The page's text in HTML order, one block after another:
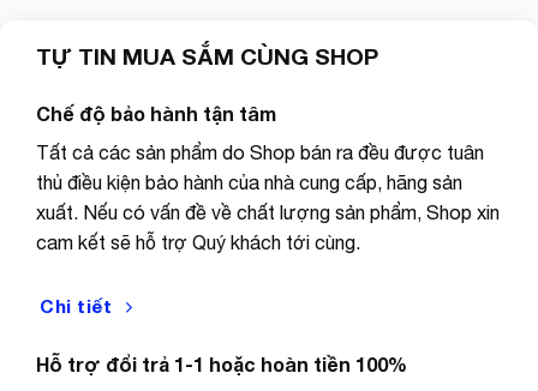
TỰ TIN MUA SẮM CÙNG SHOP
Chế độ bảo hành tận tâm
Tất cả các sản phẩm do Shop bán ra đều được tuân
thủ điều kiện bảo hành của nhà cung cấp, hãng sản
xuất. Nếu có vấn đề về chất lượng sản phẩm, Shop xin
cam kết sẽ hỗ trợ Quý khách tới cùng.
Chi tiết
Hỗ trợ đổi trả 1-1 hoặc hoàn tiền 100%